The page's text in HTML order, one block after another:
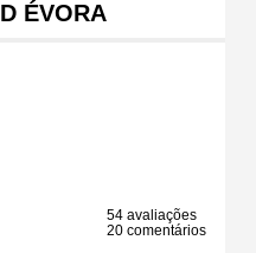
ÉVORA
54 avaliações
20 comentários